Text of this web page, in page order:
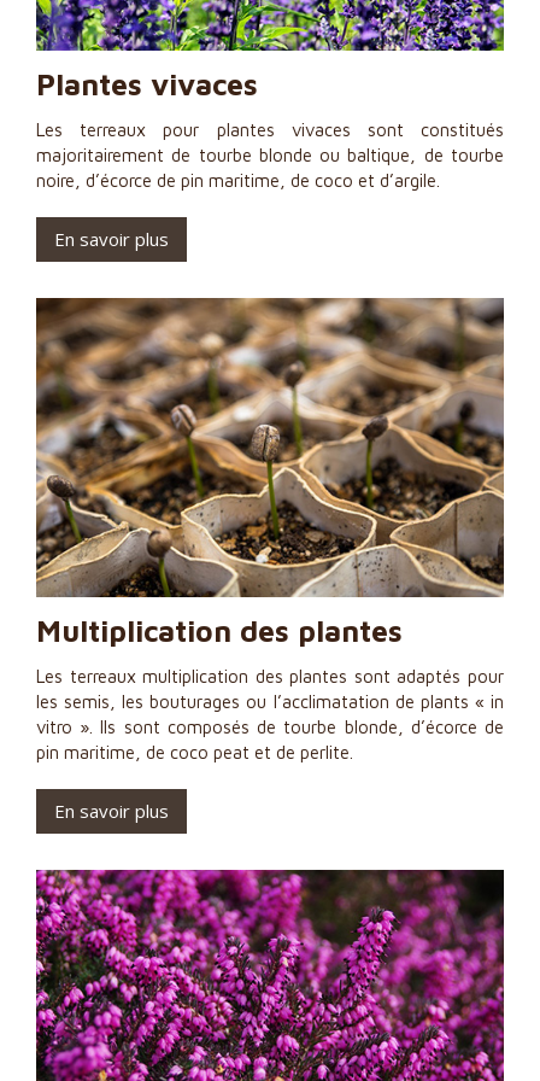
Plantes vivaces
Les terreaux pour plantes vivaces sont constitués
majoritairement de tourbe blonde ou baltique, de tourbe
noire, d’écorce de pin maritime, de coco et d’argile.
En savoir plus
Multiplication des plantes
Les terreaux multiplication des plantes sont adaptés pour
les semis, les bouturages ou l’acclimatation de plants « in
vitro ». Ils sont composés de tourbe blonde, d’écorce de
pin maritime, de coco peat et de perlite.
En savoir plus